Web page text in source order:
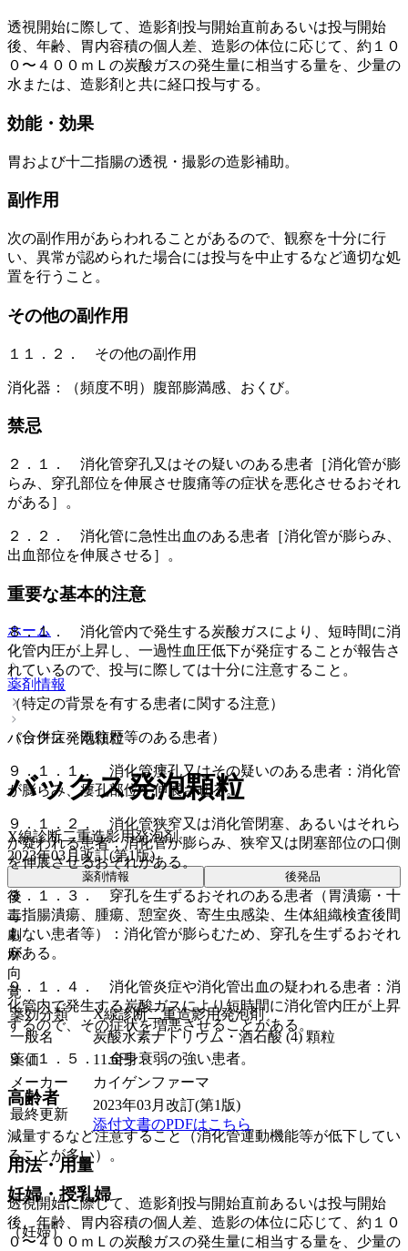
透視開始に際して、造影剤投与開始直前あるいは投与開始
後、年齢、胃内容積の個人差、造影の体位に応じて、約１０
０〜４００ｍＬの炭酸ガスの発生量に相当する量を、少量の
水または、造影剤と共に経口投与する。
効能・効果
胃および十二指腸の透視・撮影の造影補助。
副作用
次の副作用があらわれることがあるので、観察を十分に行
い、異常が認められた場合には投与を中止するなど適切な処
置を行うこと。
その他の副作用
１１．２． その他の副作用
消化器：（頻度不明）腹部膨満感、おくび。
禁忌
２．１． 消化管穿孔又はその疑いのある患者［消化管が膨
らみ、穿孔部位を伸展させ腹痛等の症状を悪化させるおそれ
がある］。
２．２． 消化管に急性出血のある患者［消化管が膨らみ、
出血部位を伸展させる］。
重要な基本的注意
８．１． 消化管内で発生する炭酸ガスにより、短時間に消
化管内圧が上昇し、一過性血圧低下が発症することが報告さ
れているので、投与に際しては十分に注意すること。
（特定の背景を有する患者に関する注意）
（合併症・既往歴等のある患者）
９．１．１． 消化管瘻孔又はその疑いのある患者：消化管
が膨らみ、瘻孔部位を伸展させる。
９．１．２． 消化管狭窄又は消化管閉塞、あるいはそれら
が疑われる患者：消化管が膨らみ、狭窄又は閉塞部位の口側
を伸展させるおそれがある。
９．１．３． 穿孔を生ずるおそれのある患者（胃潰瘍・十
二指腸潰瘍、腫瘍、憩室炎、寄生虫感染、生体組織検査後間
もない患者等）：消化管が膨らむため、穿孔を生ずるおそれ
がある。
９．１．４． 消化管炎症や消化管出血の疑われる患者：消
化管内で発生する炭酸ガスにより短時間に消化管内圧が上昇
するので、その症状を増悪させることがある。
９．１．５． 全身衰弱の強い患者。
高齢者
減量するなど注意すること（消化管運動機能等が低下してい
ることが多い）。
妊婦・授乳婦
（妊婦）
ホーム
薬剤情報
バックス発泡顆粒
バックス発泡顆粒
X線診断二重造影用発泡剤
2023年03月改訂(第1版)
薬剤情報 後発品
後
毒
劇
麻
向
覚
薬効分類
X線診断二重造影用発泡剤
一般名
炭酸水素ナトリウム・酒石酸 (4) 顆粒
薬価
11.6円
メーカー
カイゲンファーマ
最終更新
2023年03月改訂(第1版)
添付文書のPDFはこちら
用法・用量
透視開始に際して、造影剤投与開始直前あるいは投与開始
後、年齢、胃内容積の個人差、造影の体位に応じて、約１０
０〜４００ｍＬの炭酸ガスの発生量に相当する量を、少量の